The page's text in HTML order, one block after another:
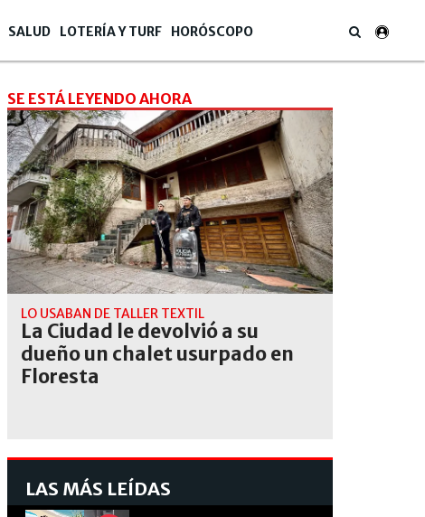
SALUD LOTERÍA Y TURF HORÓSCOPO
SE ESTÁ LEYENDO AHORA
LO USABAN DE TALLER TEXTIL
La Ciudad le devolvió a su
dueño un chalet usurpado en
Floresta
LAS MÁS LEÍDAS